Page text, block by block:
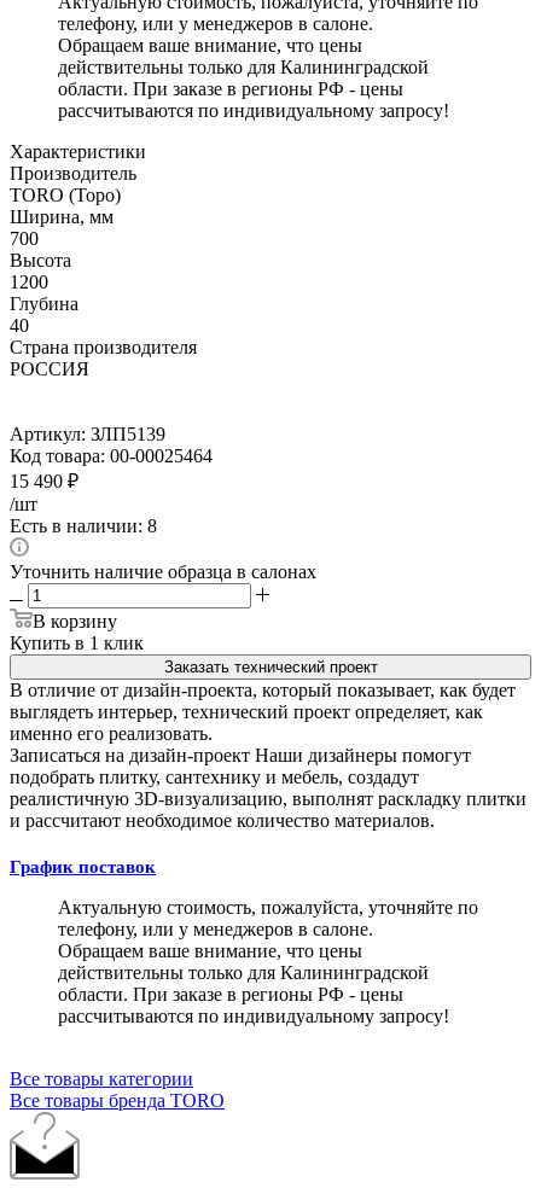
телефону, или у менеджеров в салоне.
Обращаем ваше внимание, что цены
действительны только для Калининградской
области. При заказе в регионы РФ - цены
рассчитываются по индивидуальному запросу!
Характеристики
Производитель
TORO (Торо)
Ширина, мм
700
Высота
1200
Глубина
40
Страна производителя
РОССИЯ
Артикул: ЗЛП5139
Код товара: 00-00025464
15 490 ₽
/шт
Есть в наличии: 8
Уточнить наличие образца в салонах
В корзину
Купить в 1 клик
Заказать технический проект
В отличие от дизайн-проекта, который показывает, как будет
выглядеть интерьер, технический проект определяет, как
именно его реализовать.
Записаться на дизайн-проект Наши дизайнеры помогут
подобрать плитку, сантехнику и мебель, создадут
реалистичную 3D-визуализацию, выполнят раскладку плитки
и рассчитают необходимое количество материалов.
График поставок
Актуальную стоимость, пожалуйста, уточняйте по
телефону, или у менеджеров в салоне.
Обращаем ваше внимание, что цены
действительны только для Калининградской
области. При заказе в регионы РФ - цены
рассчитываются по индивидуальному запросу!
Все товары категории
Все товары бренда TORO